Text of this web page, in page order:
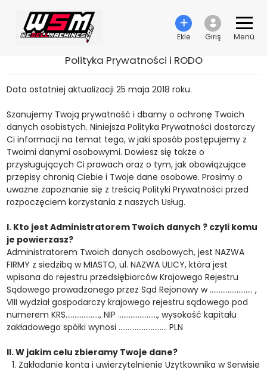
Ekle Giriş Menü
Polityka Prywatności i RODO
Data ostatniej aktualizacji 25 maja 2018 roku.
Szanujemy Twoją prywatność i dbamy o ochronę Twoich
danych osobistych. Niniejsza Polityka Prywatności dostarczy
Ci informacji na temat tego, w jaki sposób postępujemy z
Twoimi danymi osobowymi. Dowiesz się także o
przysługujących Ci prawach oraz o tym, jak obowiązujące
przepisy chronią Ciebie i Twoje dane osobowe. Prosimy o
uważne zapoznanie się z treścią Polityki Prywatności przed
rozpoczęciem korzystania z naszych Usług.
I. Kto jest Administratorem Twoich danych ? czyli komu
je powierzasz?
Administratorem Twoich danych osobowych, jest NAZWA
FIRMY z siedzibą w MIASTO, ul. NAZWA ULICY, która jest
wpisana do rejestru przedsiębiorców Krajowego Rejestru
Sądowego prowadzonego przez Sąd Rejonowy w …………………… ,
VIII wydział gospodarczy krajowego rejestru sądowego pod
numerem KRS………………., NIP …………………., wysokość kapitału
zakładowego spółki wynosi ……………………… PLN
II. W jakim celu zbieramy Twoje dane?
Zakładanie konta i uwierzytelnienie Użytkownika w Serwisie